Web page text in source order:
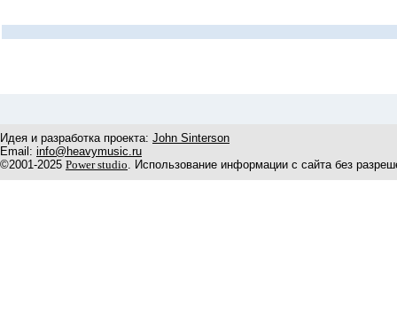
Идея и разработка проекта: John Sinterson
Email: info@heavymusic.ru
©2001-2025 Power studio. Использование информации с сайта без